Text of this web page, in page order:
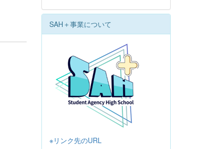
SAH＋事業について
※リンク先のURL